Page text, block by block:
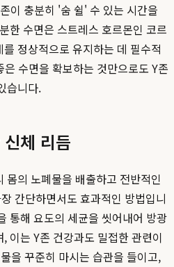
이 충분히 '숨 쉴' 수 있는 시간을
한 수면은 스트레스 호르몬인 코르
정상적으로 유지하는 데 필수적
수면을 확보하는 것만으로도 Y존
습니다.
체 리듬
몸의 노폐물을 배출하고 전반적인
간단하면서도 효과적인 방법입니
통해 요도의 세균을 씻어내어 방광
이는 Y존 건강과도 밀접한 관련이
을 꾸준히 마시는 습관을 들이고,